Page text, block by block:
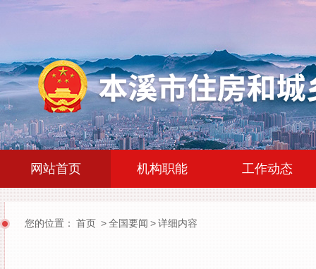
网站首页 机构职能 工作动态
您的位置： 首页 >全国要闻 >详细内容